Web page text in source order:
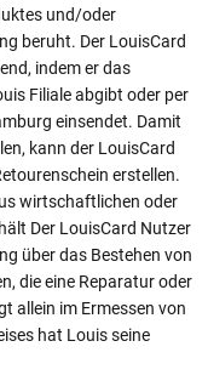
und/oder
beruht. Der LouisCard
indem er das
Filiale abgibt oder per
einsendet. Damit
kann der LouisCard
erstellen.
wirtschaftlichen oder
Der LouisCard Nutzer
über das Bestehen von
die eine Reparatur oder
allein im Ermessen von
hat Louis seine